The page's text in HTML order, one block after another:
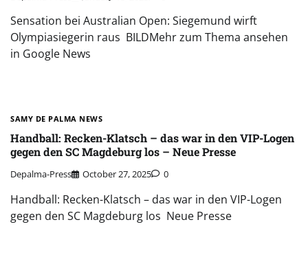
Sensation bei Australian Open: Siegemund wirft
Olympiasiegerin raus BILDMehr zum Thema ansehen
in Google News
SAMY DE PALMA NEWS
Handball: Recken-Klatsch – das war in den VIP-Logen
gegen den SC Magdeburg los – Neue Presse
Depalma-Press October 27, 2025 0
Handball: Recken-Klatsch – das war in den VIP-Logen
gegen den SC Magdeburg los Neue Presse